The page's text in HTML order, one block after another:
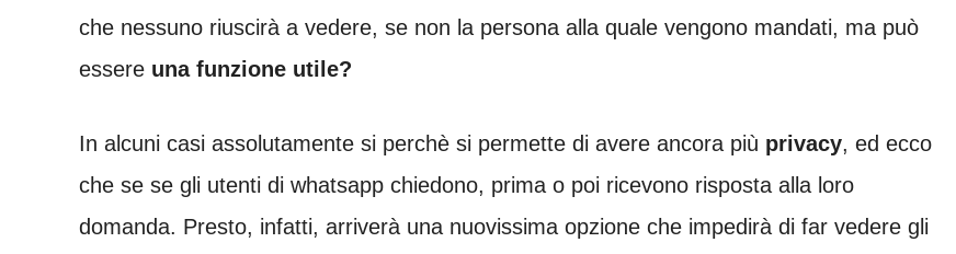
che nessuno riuscirà a vedere, se non la persona alla quale vengono mandati, ma può
essere una funzione utile?
In alcuni casi assolutamente si perchè si permette di avere ancora più privacy, ed ecco
che se se gli utenti di whatsapp chiedono, prima o poi ricevono risposta alla loro
domanda. Presto, infatti, arriverà una nuovissima opzione che impedirà di far vedere gli